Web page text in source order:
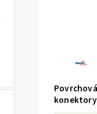
konektory